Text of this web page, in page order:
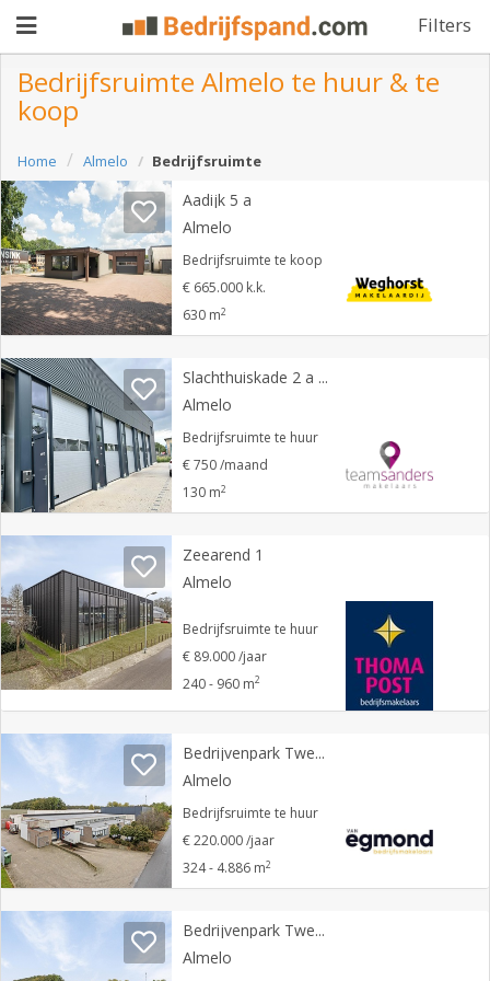
Filters
Pand
aanbieden
Pand
zoeken
Waarom
adverteren
Premium
adverteren
Registreren
Login
Bedrijfsruimte Almelo te huur & te
koop
Home Almelo Bedrijfsruimte
Aadijk 5 a
Almelo
Bedrijfsruimte te koop
€ 665.000 k.k.
630 m2
Slachthuiskade 2 a 13
Almelo
Bedrijfsruimte te huur
€ 750 /maand
130 m2
Zeearend 1
Almelo
Bedrijfsruimte te huur
€ 89.000 /jaar
240 - 960 m2
Bedrijvenpark Twente 316
Almelo
Bedrijfsruimte te huur
€ 220.000 /jaar
324 - 4.886 m2
Bedrijvenpark Twente 316
Almelo